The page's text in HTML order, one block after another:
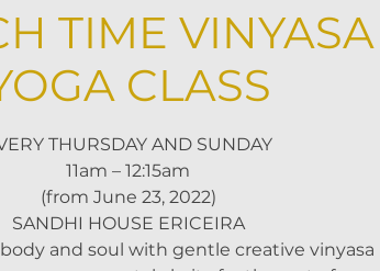
TIME VINYASA
CLASS
THURSDAY AND SUNDAY
11am – 12:15am
(from June 23, 2022)
SANDHI HOUSE ERICEIRA
and soul with gentle creative vinyasa